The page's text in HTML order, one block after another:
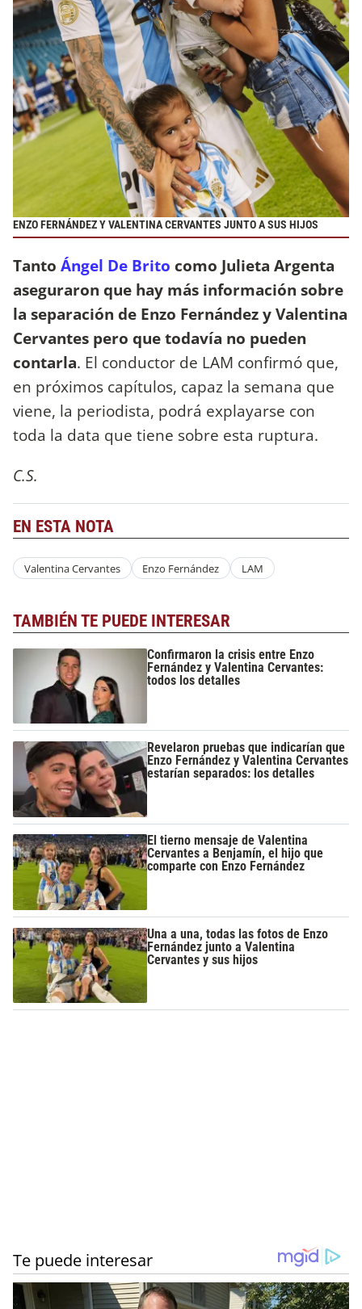
ENZO FERNÁNDEZ Y VALENTINA CERVANTES JUNTO A SUS HIJOS
Tanto Ángel De Brito como Julieta Argenta
aseguraron que hay más información sobre
la separación de Enzo Fernández y Valentina
Cervantes pero que todavía no pueden
contarla. El conductor de LAM confirmó que,
en próximos capítulos, capaz la semana que
viene, la periodista, podrá explayarse con
toda la data que tiene sobre esta ruptura.
C.S.
EN ESTA NOTA
Valentina Cervantes Enzo Fernández LAM
TAMBIÉN TE PUEDE INTERESAR
Confirmaron la crisis entre Enzo
Fernández y Valentina Cervantes:
todos los detalles
Revelaron pruebas que indicarían que
Enzo Fernández y Valentina Cervantes
estarían separados: los detalles
El tierno mensaje de Valentina
Cervantes a Benjamín, el hijo que
comparte con Enzo Fernández
Una a una, todas las fotos de Enzo
Fernández junto a Valentina
Cervantes y sus hijos